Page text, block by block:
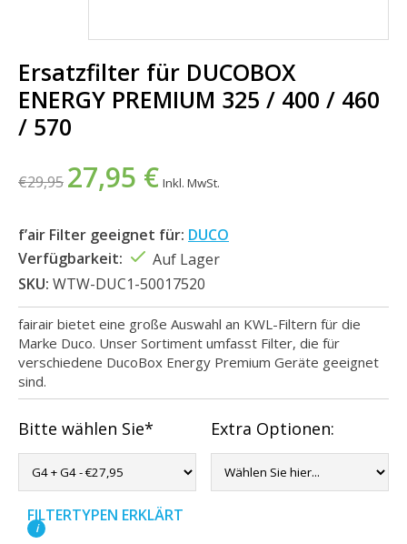
Ersatzfilter für DUCOBOX
ENERGY PREMIUM 325 / 400 / 460
/ 570
€29,95 27,95 € Inkl. MwSt.
f’air Filter geeignet für: DUCO
Verfügbarkeit:
Auf Lager
SKU: WTW-DUC1-50017520
fairair bietet eine große Auswahl an KWL-Filtern für die
Marke Duco. Unser Sortiment umfasst Filter, die für
verschiedene DucoBox Energy Premium Geräte geeignet
sind.
Bitte wählen Sie* Extra Optionen:
FILTERTYPEN ERKLÄRT
i